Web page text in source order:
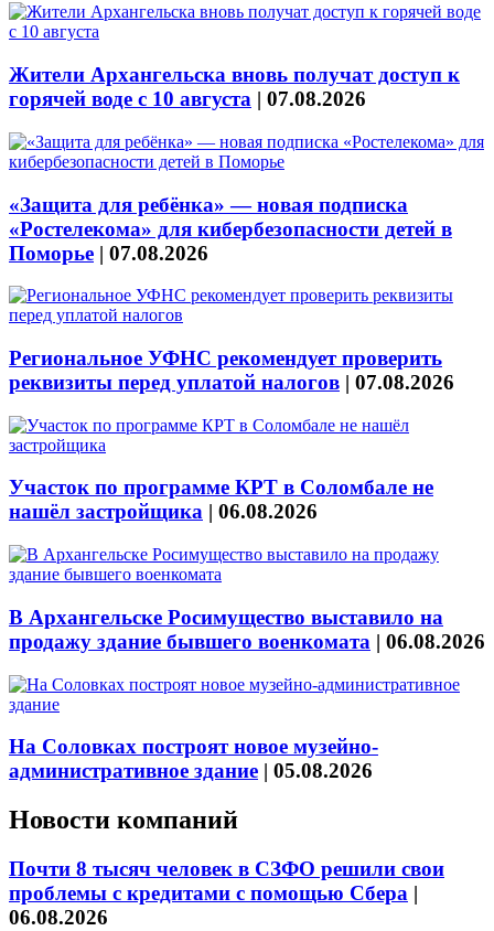
Жители Архангельска вновь получат доступ к
горячей воде с 10 августа | 07.08.2026
«Защита для ребёнка» — новая подписка
«Ростелекома» для кибербезопасности детей в
Поморье | 07.08.2026
Региональное УФНС рекомендует проверить
реквизиты перед уплатой налогов | 07.08.2026
Участок по программе КРТ в Соломбале не
нашёл застройщика | 06.08.2026
В Архангельске Росимущество выставило на
продажу здание бывшего военкомата | 06.08.2026
На Соловках построят новое музейно-
административное здание | 05.08.2026
Новости компаний
Почти 8 тысяч человек в СЗФО решили свои
проблемы с кредитами с помощью Сбера |
06.08.2026